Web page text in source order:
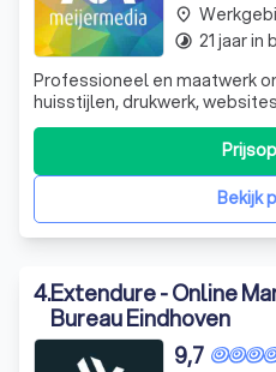
Professioneel en maatwerk
huisstijlen, drukwerk,
creatieve communicatie.
overvloed aan creativiteit en
Bekijk
place
timelapse 21 jaar in
4.Extendure - Online
Bureau Eindhoven
9,7